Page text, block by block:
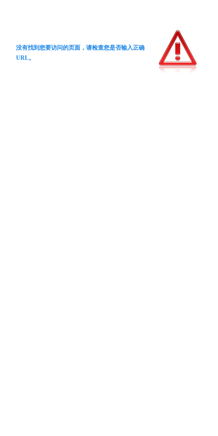
没有找到您要访问的页面，请检查您是否输入正确
URL。